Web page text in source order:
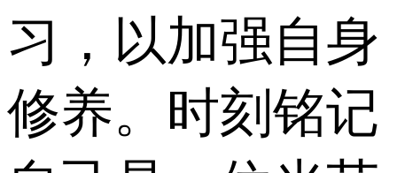
习，以加强自身
修养。时刻铭记